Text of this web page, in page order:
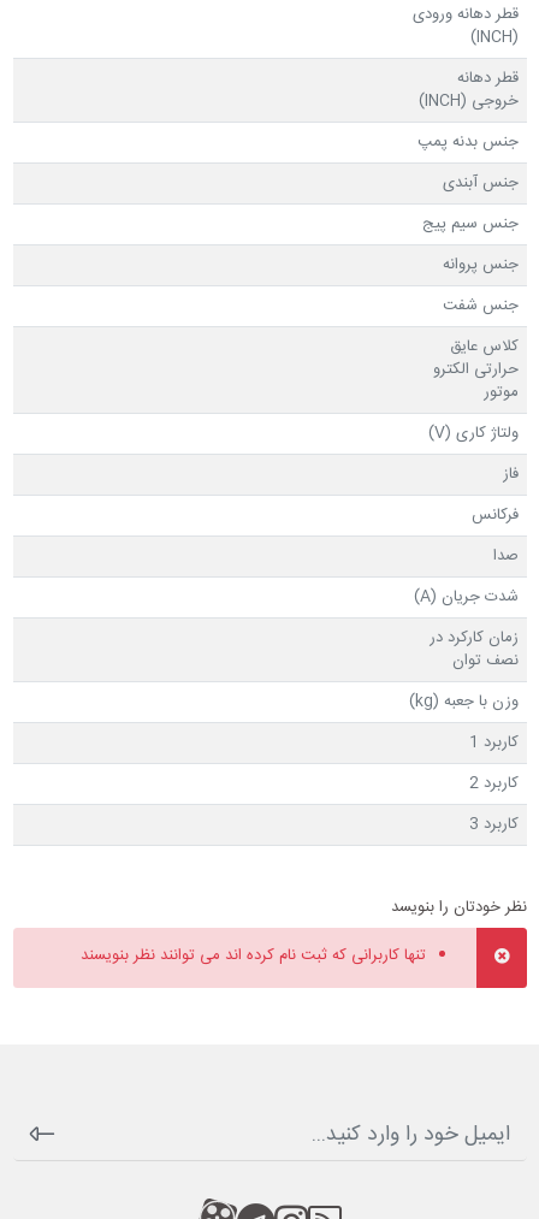
قطر دهانه ورودی
(INCH)
قطر دهانه
خروجی (INCH)
جنس بدنه پمپ
جنس آبندی
جنس سیم پیج
جنس پروانه
جنس شفت
کلاس عایق
حرارتی الکترو
موتور
ولتاژ کاری (V)
فاز
فرکانس
صدا
شدت جریان (A)
زمان کارکرد در
نصف توان
وزن با جعبه (kg)
کاربرد 1
کاربرد 2
کاربرد 3
نظر خودتان را بنویسد
تنها کاربرانی که ثبت نام کرده اند می توانند نظر بنویسند